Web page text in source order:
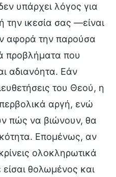
υπάρχει λόγος για
ικεσία σας —είναι
αφορά την παρούσα
προβλήματα που
αδιανόητα. Εάν
του Θεού, η
αργή, ενώ
πώς να βιώνουν, θα
Επομένως, αν
ολοκληρωτικά
θολωμένος και